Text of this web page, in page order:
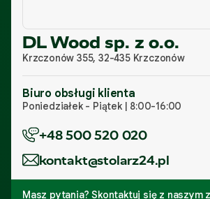
DL Wood sp. z o.o.
Krzczonów 355, 32-435 Krzczonów
Biuro obsługi klienta
Poniedziałek - Piątek | 8:00-16:00
+48 500 520 020
kontakt@stolarz24.pl
Masz pytania? Skontaktuj się z naszym